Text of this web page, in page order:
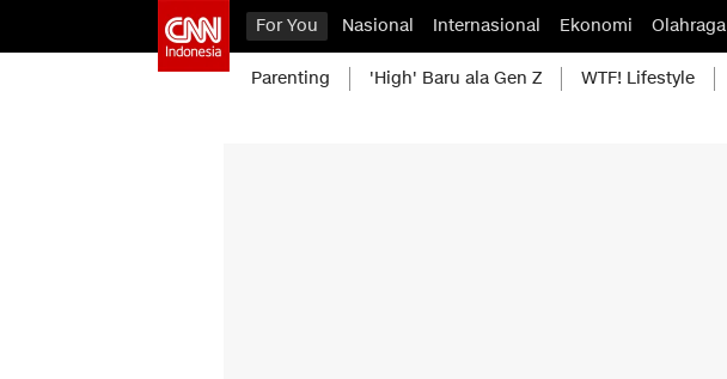
For You Nasional Internasional Ekonomi Olahraga
Parenting 'High' Baru ala Gen Z WTF! Lifestyle